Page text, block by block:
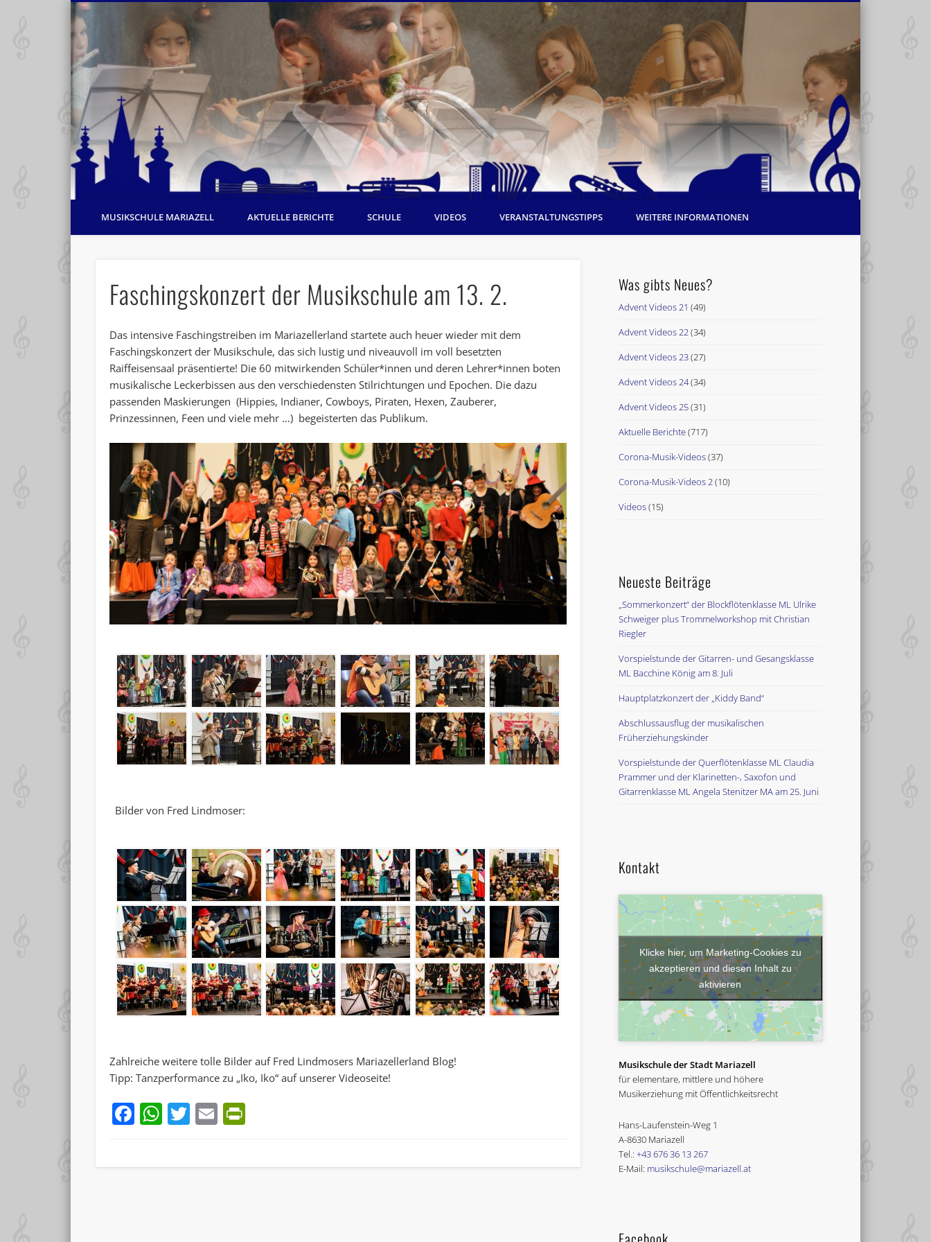
MUSIKSCHULE MARIAZELL AKTUELLE BERICHTE SCHULE VIDEOS VERANSTALTUNGSTIPPS WEITERE INFORMATIONEN
Faschingskonzert der Musikschule am 13. 2.
Das intensive Faschingstreiben im Mariazellerland startete auch heuer wieder mit dem
Faschingskonzert der Musikschule, das sich lustig und niveauvoll im voll besetzten
Raiffeisensaal präsentierte! Die 60 mitwirkenden Schüler*innen und deren Lehrer*innen boten
musikalische Leckerbissen aus den verschiedensten Stilrichtungen und Epochen. Die dazu
passenden Maskierungen (Hippies, Indianer, Cowboys, Piraten, Hexen, Zauberer,
Prinzessinnen, Feen und viele mehr …) begeisterten das Publikum.
Bilder von Fred Lindmoser:
Zahlreiche weitere tolle Bilder auf Fred Lindmosers Mariazellerland Blog!
Tipp: Tanzperformance zu „Iko, Iko“ auf unserer Videoseite!
Facebook
WhatsApp
Twitter
Email
Was gibts Neues?
Advent Videos 21 (49)
Advent Videos 22(34)
Advent Videos 23(27)
Advent Videos 24(34)
Advent Videos 25(31)
Aktuelle Berichte(717)
Corona-Musik-Videos(37)
Corona-Musik-Videos 2(10)
Videos(15)
Neueste Beiträge
„Sommerkonzert“ der Blockflötenklasse ML Ulrike
Schweiger plus Trommelworkshop mit Christian
Riegler
Vorspielstunde der Gitarren- und Gesangsklasse
ML Bacchine König am 8. Juli
Hauptplatzkonzert der „Kiddy Band“
Abschlussausflug der musikalischen
Früherziehungskinder
Vorspielstunde der Querflötenklasse ML Claudia
Prammer und der Klarinetten-, Saxofon und
Gitarrenklasse ML Angela Stenitzer MA am 25. Juni
Kontakt
Klicke hier, um Marketing-Cookies zu
akzeptieren und diesen Inhalt zu
aktivieren
Musikschule der Stadt Mariazell
für elementare, mittlere und höhere
Musikerziehung mit Öffentlichkeitsrecht
Hans-Laufenstein-Weg 1
A-8630 Mariazell
Tel.: +43 676 36 13 267
E-Mail: musikschule@mariazell.at